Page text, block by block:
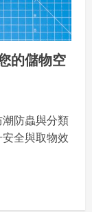
的儲物空
防蟲與分類
全與取物效